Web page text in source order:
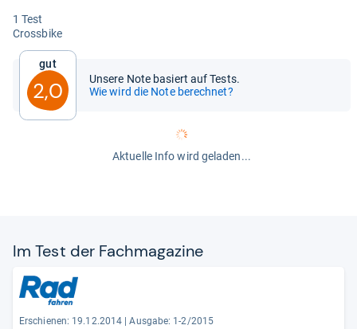
1 Test
Cross­bike
Gut
2,0
Unsere Note basiert auf Tests.
Wie wird die Note berechnet?
Aktuelle Info wird geladen...
Im Test der Fach­ma­ga­zine
Erschienen: 19.12.2014
Ausgabe: 1-2/2015